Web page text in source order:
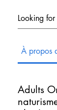
À propos
Adults